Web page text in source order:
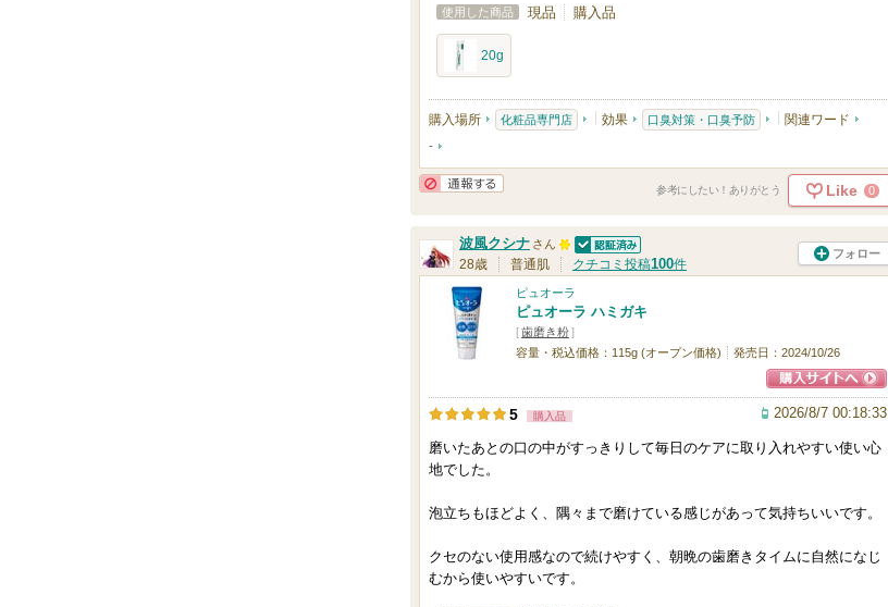
に
り
さ
て
い
す
使用した商品 現品 購入品
20g
購入場所 化粧品専門店 効果 口臭対策・口臭予防 関連ワード
-
参考にしたい！ありがとう Like 0
波風クシナ さん
1
0
人
バ
に
認証済
28歳 普通肌 クチコミ投稿100件
フォロー
ピュオーラ
ピュオーラ ハミガキ
[歯磨き粉]
容量・税込価格：115g (オープン価格)
発売日：2024/10/26
ショッピングサイ
5 購入品 2026/8/7 00:18:33
磨いたあとの口の中がすっきりして毎日のケアに取り入れやすい使い心
地でした。
泡立ちもほどよく、隅々まで磨けている感じがあって気持ちいいです。
クセのない使用感なので続けやすく、朝晩の歯磨きタイムに自然になじ
むから使いやすいです。